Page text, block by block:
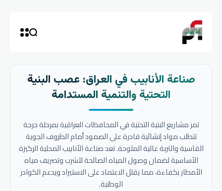
صناعة الأنابيب في العراق: عصب البنية
التحتية والتنمية المستدامة
تمر مشاريع البنية التحتية في المحافظات العراقية بمرحلة حرجة
تتطلب مواد إنشائية قادرة على الصمود أمام الظروف الجوية
القاسية والتربة عالية الملوحة. تعد صناعة الأنابيب المحلية الركيزة
الأساسية لضمان وصول المياه الصالحة للشرب وتصريف مياه
الأمطار بكفاءة، مما يقلل الاعتماد على الاستيراد ويدعم الكوادر
الوطنية.